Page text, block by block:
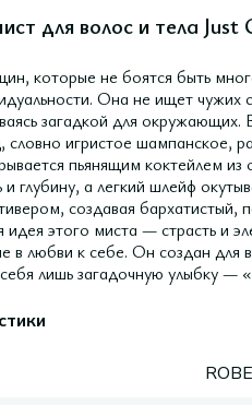
для волос и тела Just
которые не боятся быть
Она не ищет
загадкой для
словно игристое шампанское,
пьянящим коктейлем
и глубину, а легкий шлейф
создавая бархатистый,
идея этого миста — страсть и
в любви к себе. Он создан для
лишь загадочную улыбку —